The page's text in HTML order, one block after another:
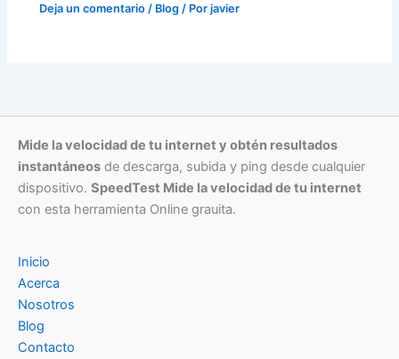
Deja un comentario / Blog / Porjavier
Mide la velocidad de tu internet y obtén resultados
instantáneos de descarga, subida y ping desde cualquier
dispositivo. SpeedTest Mide la velocidad de tu internet
con esta herramienta Online grauita.
Inicio
Acerca
Nosotros
Blog
Contacto